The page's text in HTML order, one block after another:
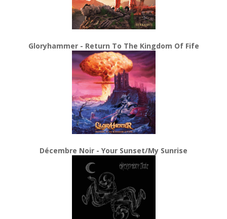
Gloryhammer - Return To The Kingdom Of Fife
Décembre Noir - Your Sunset/My Sunrise